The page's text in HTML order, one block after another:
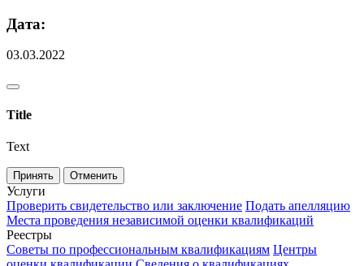
Дата:
03.03.2022
Title
Text
Принять Отменить
Услуги
Проверить свидетельство или заключение Подать апелляцию
Места проведения независимой оценки квалификаций
Реестры
Советы по профессиональным квалификациям Центры